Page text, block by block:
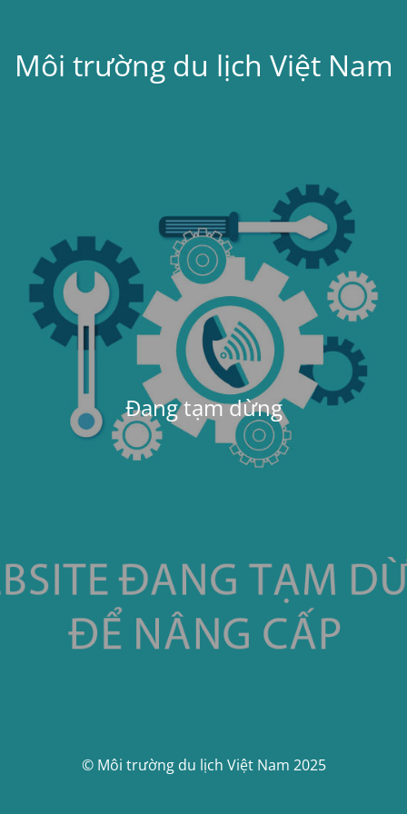
Môi trường du lịch Việt Nam
Đang tạm dừng
© Môi trường du lịch Việt Nam 2025